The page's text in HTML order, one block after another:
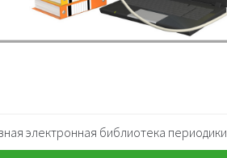
электронная библиотека периодики